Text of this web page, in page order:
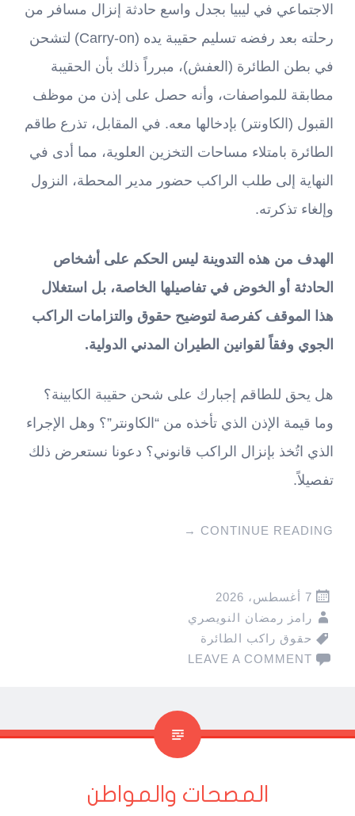
الاجتماعي في ليبيا بجدل واسع حادثة إنزال مسافر من
رحلته بعد رفضه تسليم حقيبة يده (Carry-on) لتشحن
في بطن الطائرة (العفش)، مبرراً ذلك بأن الحقيبة
مطابقة للمواصفات، وأنه حصل على إذن من موظف
القبول (الكاونتر) بإدخالها معه. في المقابل، تذرع طاقم
الطائرة بامتلاء مساحات التخزين العلوية، مما أدى في
النهاية إلى طلب الراكب حضور مدير المحطة، النزول
وإلغاء تذكرته.
الهدف من هذه التدوينة ليس الحكم على أشخاص
الحادثة أو الخوض في تفاصيلها الخاصة، بل استغلال
هذا الموقف كفرصة لتوضيح حقوق والتزامات الراكب
الجوي وفقاً لقوانين الطيران المدني الدولية.
هل يحق للطاقم إجبارك على شحن حقيبة الكابينة؟
وما قيمة الإذن الذي تأخذه من “الكاونتر”؟ وهل الإجراء
الذي اتُخذ بإنزال الراكب قانوني؟ دعونا نستعرض ذلك
تفصيلاً.
CONTINUE READING
→
7 أغسطس، 2026
رامز رمضان النويصري
حقوق راكب الطائرة
LEAVE A COMMENT
المصحات والمواطن